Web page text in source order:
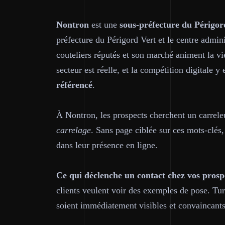
Nontron est une sous-préfecture du
préfecture du Périgord Vert et le centre
couteliers réputés et son marché animent la
secteur est réelle, et la compétition digitale y
référencé.
À Nontron, les prospects cherchent un
carrelage. Sans page ciblée sur ces mots-
dans leur présence en ligne.
Ce qui déclenche un contact chez vos
clients veulent voir des exemples de pose.
soient immédiatement visibles et